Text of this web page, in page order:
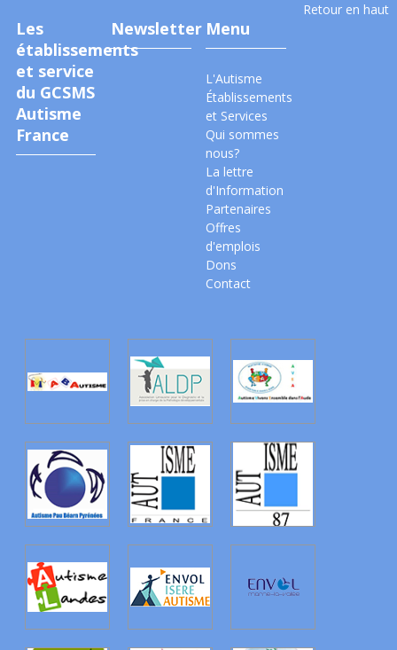
Retour en haut
Les
établissements
et service
du GCSMS
Autisme
France
Newsletter Menu
L'Autisme
Établissements
et Services
Qui sommes
nous?
La lettre
d'Information
Partenaires
Offres
d'emplois
Dons
Contact